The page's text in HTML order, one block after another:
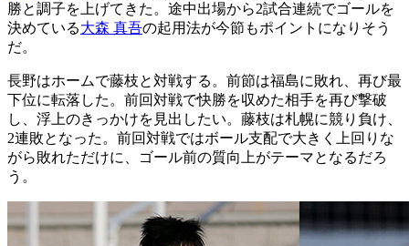
勝と調子を上げてきた。途中出場から2試合連続でゴールを
決めている大森 真吾の起用法が今節もポイントになりそう
だ。
長野はホームで藤枝と対戦する。前節は福島に敗れ、再び最
下位に転落した。前回対戦で快勝を収めた相手を再び撃破
し、浮上のきっかけを見出したい。藤枝は札幌に競り負け、
2連敗となった。前回対戦ではボール支配で大きく上回りな
がら敗れただけに、ゴール前の質向上がテーマとなるだろ
う。